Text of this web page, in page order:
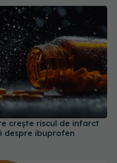
crește riscul de infarct
despre ibuprofen